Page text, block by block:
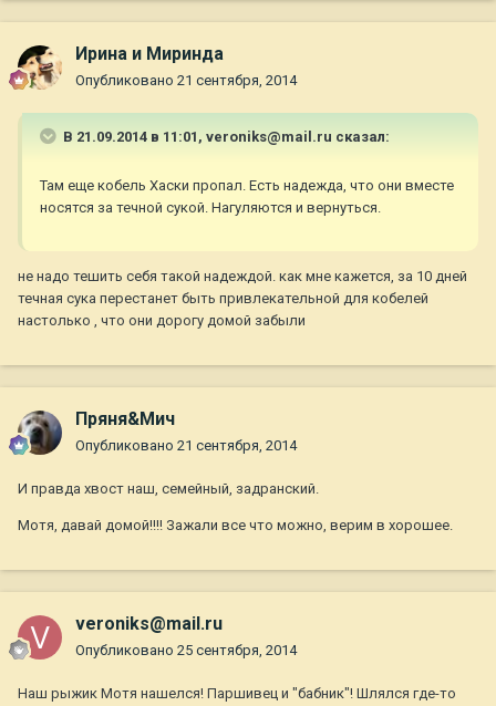
Ирина и Миринда
Опубликовано 21 сентября, 2014
В 21.09.2014 в 11:01, veroniks@mail.ru сказал:
Там еще кобель Хаски пропал. Есть надежда, что они вместе
носятся за течной сукой. Нагуляются и вернуться.
не надо тешить себя такой надеждой. как мне кажется, за 10 дней
течная сука перестанет быть привлекательной для кобелей
настолько , что они дорогу домой забыли
Пряня&Мич
Опубликовано 21 сентября, 2014
И правда хвост наш, семейный, задранский.
Мотя, давай домой!!!! Зажали все что можно, верим в хорошее.
veroniks@mail.ru
Опубликовано 25 сентября, 2014
Наш рыжик Мотя нашелся! Паршивец и "бабник"! Шлялся где-то